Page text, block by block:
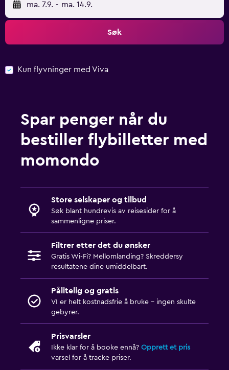
ma. 7.9. - ma. 14.9.
Søk
Kun flyvninger med Viva
Spar penger når du
bestiller flybilletter med
momondo
Store selskaper og tilbud
Søk blant hundrevis av reisesider for å
sammenligne priser.
Filtrer etter det du ønsker
Gratis Wi-Fi? Mellomlanding? Skreddersy
resultatene dine umiddelbart.
Pålitelig og gratis
VI er helt kostnadsfrie å bruke - ingen skulte
gebyrer.
Prisvarsler
Ikke klar for å booke ennå? Opprett et pris
varsel for å tracke priser.